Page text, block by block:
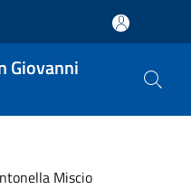
Giovanni
Miscio